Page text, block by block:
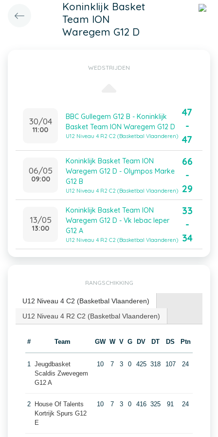
Koninklijk Basket
Team ION
Waregem G12 D
WEDSTRIJDEN
30/04
11:00
BBC Gullegem G12 B - Koninklijk
Basket Team ION Waregem G12 D
U12 Niveau 4 R2 C2 (Basketbal Vlaanderen)
47
-
47
06/05
09:00
Koninklijk Basket Team ION
Waregem G12 D - Olympos Marke
G12 B
U12 Niveau 4 R2 C2 (Basketbal Vlaanderen)
66
-
29
13/05
13:00
Koninklijk Basket Team ION
Waregem G12 D - Vk Iebac Ieper
G12 A
U12 Niveau 4 R2 C2 (Basketbal Vlaanderen)
33
-
34
RANGSCHIKKING
U12 Niveau 4 C2 (Basketbal Vlaanderen)
U12 Niveau 4 R2 C2 (Basketbal Vlaanderen)
# Team GW W V G DV DT DS Ptn
1 Jeugdbasket
Scaldis Zwevegem
G12 A
10 7 3 0 425 318 107 24
2
House Of Talents
Kortrijk Spurs G12
E
10 7 3 0 416 325 91 24